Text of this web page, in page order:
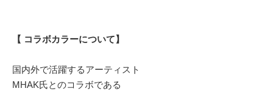
【 コラボカラーについて】
国内外で活躍するアーティスト
MHAK氏とのコラボである